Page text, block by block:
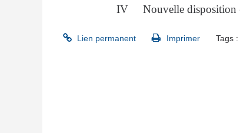
IV Nouvelle disposition
Lien permanent Imprimer Tags :